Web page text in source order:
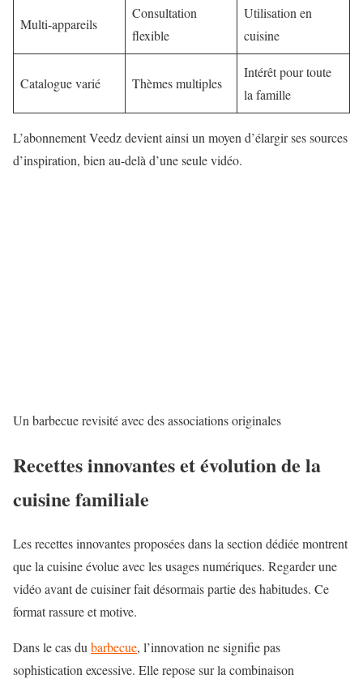
Multi-appareils
Consultation
flexible
Utilisation en
cuisine
Catalogue varié Thèmes multiples
Intérêt pour toute
la famille
L’abonnement Veedz devient ainsi un moyen d’élargir ses sources
d’inspiration, bien au-delà d’une seule vidéo.
Un barbecue revisité avec des associations originales
Recettes innovantes et évolution de la
cuisine familiale
Les recettes innovantes proposées dans la section dédiée montrent
que la cuisine évolue avec lesusages numériques. Regarder une
vidéo avant de cuisiner fait désormais partie des habitudes. Ce
format rassure et motive.
Dans le cas du barbecue, l’innovation ne signifie pas
sophistication excessive. Elle repose sur la combinaison